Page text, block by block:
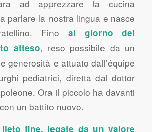
ad apprezzare la cucina
parlare la nostra lingua e nasce
Fino al giorno del
atteso, reso possibile da un
generosità e attuato dall’équipe
pediatrici, diretta dal dottor
Ora il piccolo ha davanti
un battito nuovo.
fine, legate da un valore